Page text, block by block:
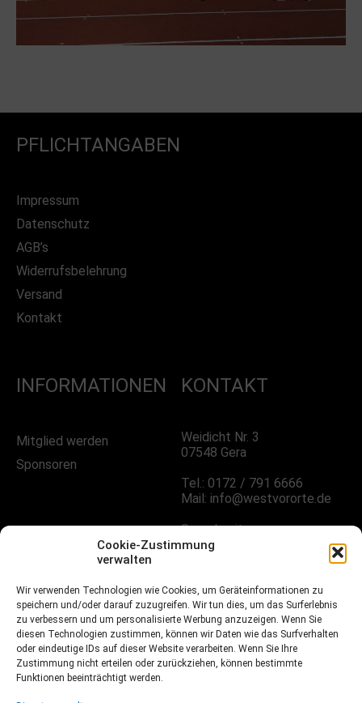
Cookie-Zustimmung
verwalten
Wir verwenden Technologien wie Cookies, um Geräteinformationen zu
speichern und/oder darauf zuzugreifen. Wir tun dies, um das Surferlebnis
zu verbessern und um personalisierte Werbung anzuzeigen. Wenn Sie
diesen Technologien zustimmen, können wir Daten wie das Surfverhalten
oder eindeutige IDs auf dieser Website verarbeiten. Wenn Sie Ihre
Zustimmung nicht erteilen oder zurückziehen, können bestimmte
Funktionen beeinträchtigt werden.
PFLICHTANGABEN
Impressum
Datenschutz
AGB’s
Widerrufsbelehrung
Versand
Kontakt
INFORMATIONEN
Mitglied werden
Sponsoren
KONTAKT
Weidicht Nr. 3
07548 Gera
Tel.: 0172 / 791 6666
Mail: info@westvororte.de
Sprechzeiten:
Nach Vereinbarung
FOLGE UNS!
Facebook